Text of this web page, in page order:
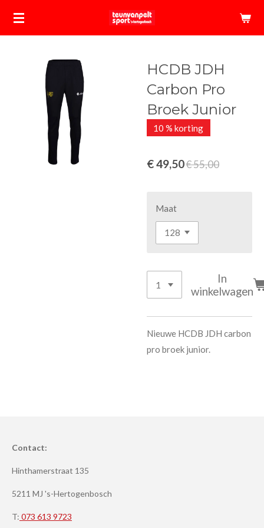
Ga
hoofdinhoud
HCDB JDH
Carbon Pro
Broek Junior
10 % korting
€ 49,50€ 55,00
Maat
In
winkelwagen
Nieuwe HCDB JDH carbon
pro broek junior.
Contact:
Hinthamerstraat 135
5211 MJ 's-Hertogenbosch
T: 073 613 9723